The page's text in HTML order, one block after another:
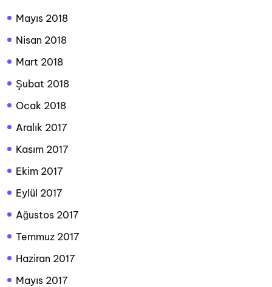
Mayıs 2018
Nisan 2018
Mart 2018
Şubat 2018
Ocak 2018
Aralık 2017
Kasım 2017
Ekim 2017
Eylül 2017
Ağustos 2017
Temmuz 2017
Haziran 2017
Mayıs 2017